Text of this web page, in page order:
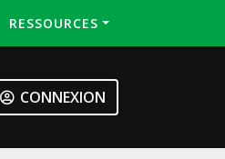
RESSOURCES
CONNEXION